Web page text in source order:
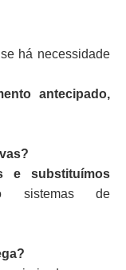
há necessidade
antecipado,
e substituímos
sistemas de